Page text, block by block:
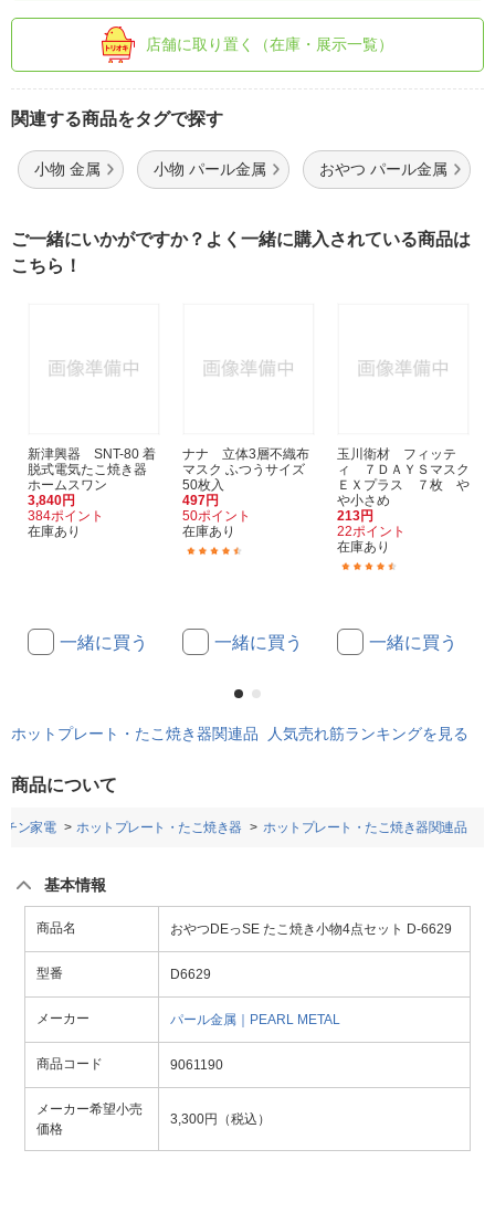
店舗に取り置く（在庫・展示一覧）
関連する商品をタグで探す
小物 金属 小物 パール金属 おやつ パール金属
ご一緒にいかがですか？よく一緒に購入されている商品は
こちら！
新津興器 SNT-80 着
脱式電気たこ焼き器
ホームスワン
3,840円
384ポイント
在庫あり
一緒に買う
ナナ 立体3層不織布
マスク ふつうサイズ
50枚入
497円
50ポイント
在庫あり
一緒に買う
玉川衛材 フィッテ
ィ ７ＤＡＹＳマスク
ＥＸプラス ７枚 や
や小さめ
213円
22ポイント
在庫あり
一緒に買う
ホットプレート・たこ焼き器関連品 人気売れ筋ランキングを見る
商品について
チン家電 ホットプレート・たこ焼き器 ホットプレート・たこ焼き器関連品
基本情報
商品名 おやつDEっSE たこ焼き小物4点セット D-6629
型番 D6629
メーカー パール金属｜PEARL METAL
商品コード 9061190
メーカー希望小売
価格
3,300円（税込）